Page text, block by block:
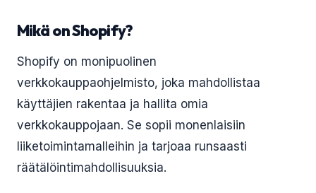
Mikä on Shopify?
Shopify on monipuolinen
verkkokauppaohjelmisto, joka mahdollistaa
käyttäjien rakentaa ja hallita omia
verkkokauppojaan. Se sopii monenlaisiin
liiketoimintamalleihin ja tarjoaa runsaasti
räätälöintimahdollisuuksia.